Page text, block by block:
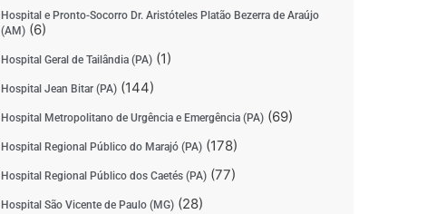
Hospital e Pronto-Socorro Dr. Aristóteles Platão Bezerra de Araújo
(AM)(6)
Hospital Geral de Tailândia (PA)(1)
Hospital Jean Bitar (PA)(144)
Hospital Metropolitano de Urgência e Emergência (PA)(69)
Hospital Regional Público do Marajó (PA)(178)
Hospital Regional Público dos Caetés (PA)(77)
Hospital São Vicente de Paulo (MG)(28)